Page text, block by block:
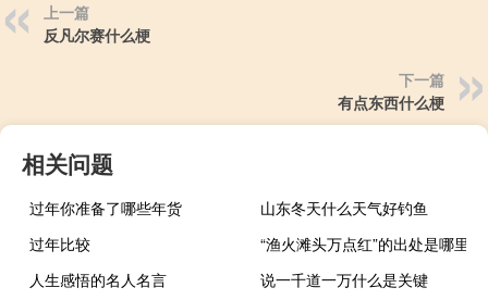
上一篇
反凡尔赛什么梗
下一篇
有点东西什么梗
相关问题
过年你准备了哪些年货
山东冬天什么天气好钓鱼
过年比较
“渔火滩头万点红”的出处是哪里
人生感悟的名人名言
说一千道一万什么是关键